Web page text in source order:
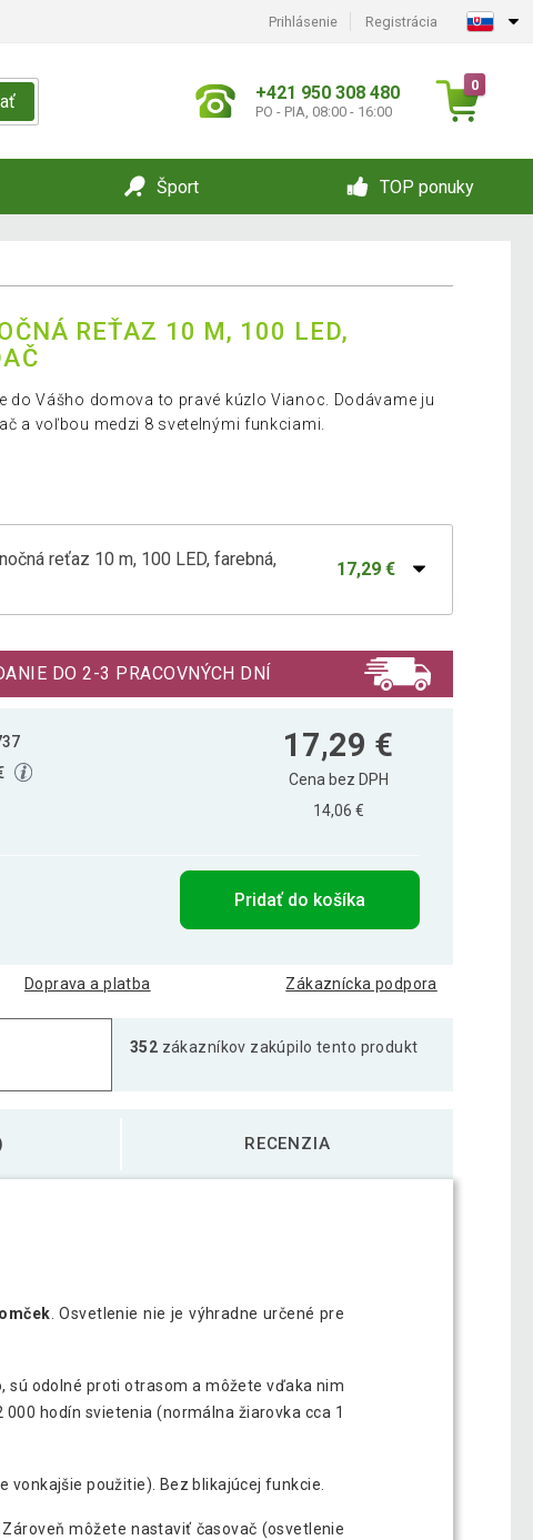
Prihlásenie Registrácia
+421 950 308 480
PO - PIA, 08:00 - 16:00
0
Šport TOP ponuky
REŤAZ 10 M, 100 LED,
do Vášho domova to pravé kúzlo Vianoc. Dodávame ju
a voľbou medzi 8 svetelnými funkciami.
reťaz 10 m, 100 LED, farebná,
17,29 €
reťaz 5 m, 50 LED, farebná, ovládač 15,89 €
DO 2-3 PRACOVNÝCH DNÍ
17,29 €
Cena bez DPH
14,06 €
Pridať do košíka
Doprava a platba Zákaznícka podpora
352 zákazníkov zakúpilo tento produkt
RECENZIA
. Osvetlenie nie je výhradne určené pre
sú odolné proti otrasom a môžete vďaka nim
hodín svietenia (normálna žiarovka cca 1
vonkajšie použitie). Bez blikajúcej funkcie.
môžete nastaviť časovač (osvetlenie